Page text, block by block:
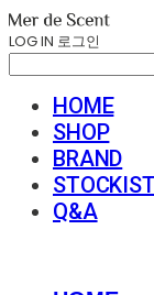
LOG IN 로그인
HOME
SHOP
BRAND
STOCKIST
Q&A